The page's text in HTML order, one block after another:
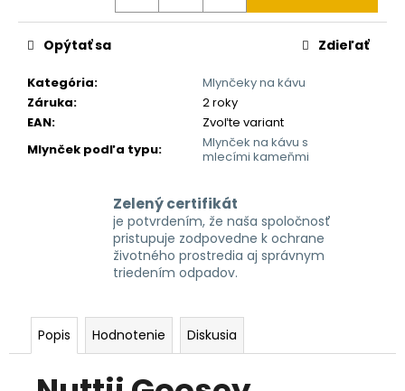
Kategória:
Mlynčeky na kávu
Záruka:
2 roky
EAN:
Zvoľte variant
Mlynček podľa typu:
Mlynček na kávu s
mlecími kameňmi
Opýtať sa Zdieľať
Zelený certifikát
je potvrdením, že naša spoločnosť
pristupuje zodpovedne k ochrane
životného prostredia aj správnym
triedením odpadov.
Popis Hodnotenie Diskusia